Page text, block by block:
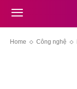
Home Công nghệ